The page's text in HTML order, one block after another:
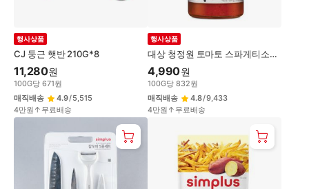
CJ 둥근 햇반 210G*8
행사상품
11,280원
100G당 671원
매직배송
4.9/5,515
4만원↑무료배송
대상 청정원 토마토 스파게티소스
행사상품
4,990원
100G당 832원
매직배송
4.8/9,433
4만원↑무료배송